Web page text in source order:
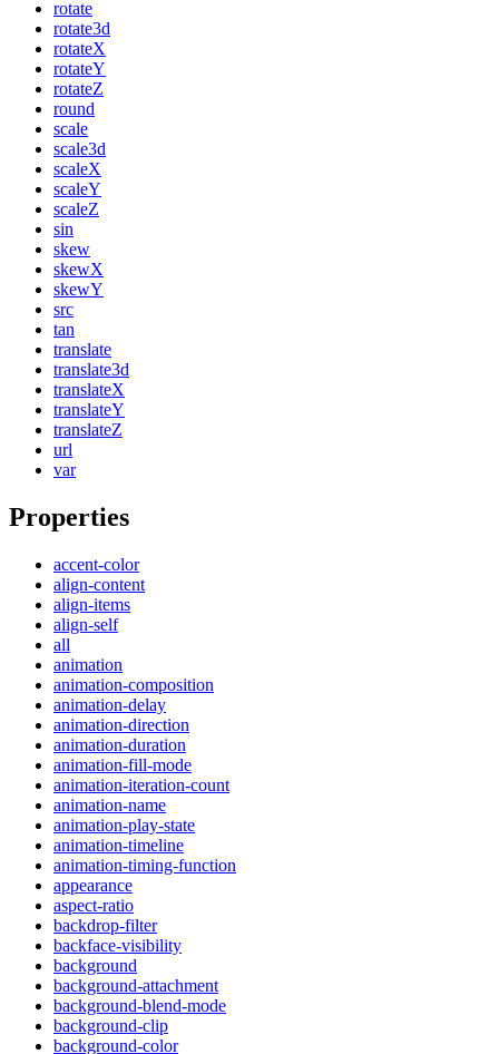
rotate
rotate3d
rotateX
rotateY
rotateZ
round
scale
scale3d
scaleX
scaleY
scaleZ
sin
skew
skewX
skewY
src
tan
translate
translate3d
translateX
translateY
translateZ
url
var
Properties
accent-color
align-content
align-items
align-self
all
animation
animation-composition
animation-delay
animation-direction
animation-duration
animation-fill-mode
animation-iteration-count
animation-name
animation-play-state
animation-timeline
animation-timing-function
appearance
aspect-ratio
backdrop-filter
backface-visibility
background
background-attachment
background-blend-mode
background-clip
background-color